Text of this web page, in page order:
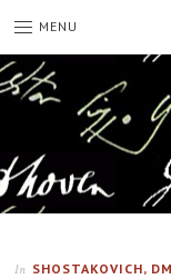
MENU
In SHOSTAKOVICH,